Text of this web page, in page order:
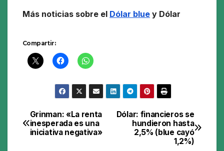
Más noticias sobre el Dólar blue y Dólar
Compartir:
Navegación
de
Dólar: financieros se
hundieron hasta
2,5% (blue cayó
1,2%)
Grinman: «La renta
inesperada es una
iniciativa negativa»